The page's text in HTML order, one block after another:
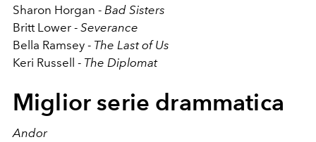
Sharon Horgan - Bad Sisters
Britt Lower - Severance
Bella Ramsey - The Last of Us
Keri Russell - The Diplomat
Miglior serie drammatica
Andor